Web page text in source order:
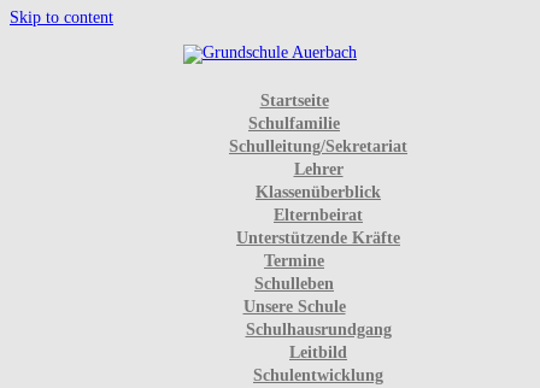
Skip to content
Startseite
Schulfamilie
Schulleitung/Sekretariat
Lehrer
Klassenüberblick
Elternbeirat
Unterstützende Kräfte
Termine
Schulleben
Unsere Schule
Schulhausrundgang
Leitbild
Schulentwicklung